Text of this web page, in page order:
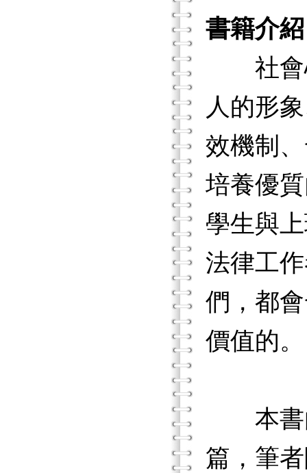
書籍介紹
社會心
人的形
效機制
培養優
學生與
法律工
們，都
價值的。
本書由
篇，筆